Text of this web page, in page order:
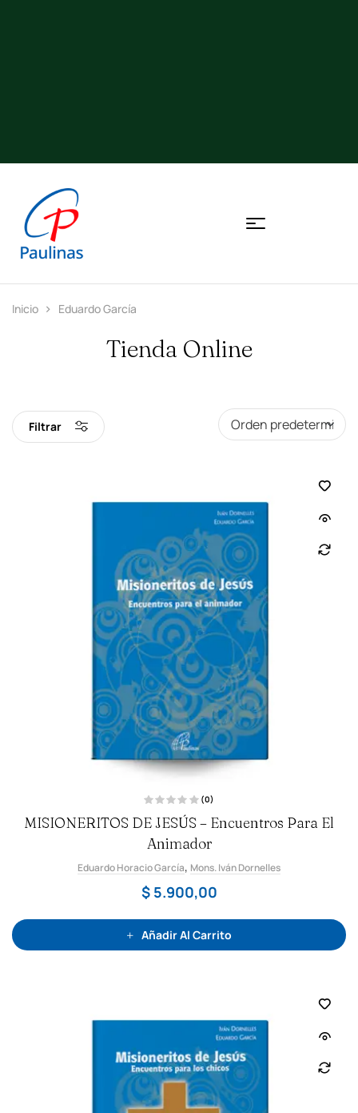
Inicio Eduardo García
Tienda Online
Filtrar
a
l
d
o
o
n
d
5
(0)
MISIONERITOS DE JESÚS – Encuentros Para El
Animador
Eduardo Horacio García, Mons. Iván Dornelles
$5.900,00
Añadir Al Carrito